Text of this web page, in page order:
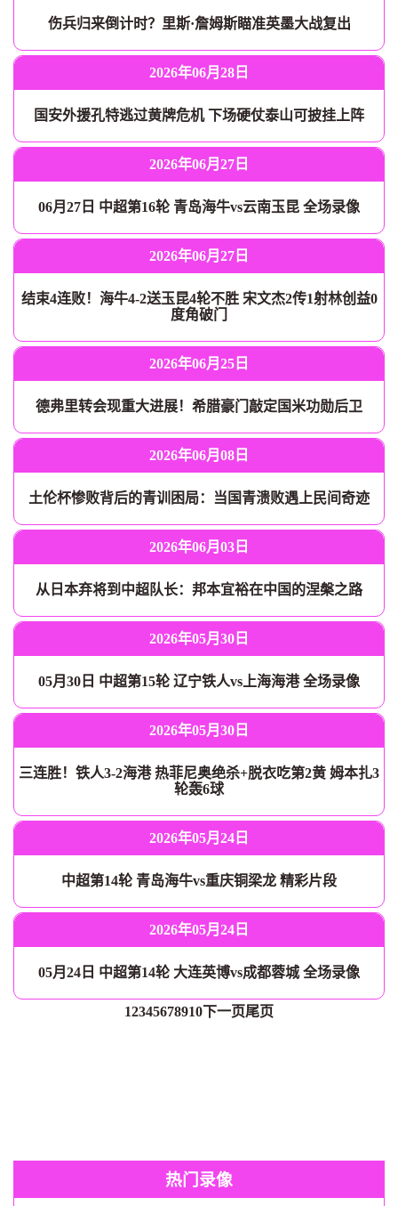
伤兵归来倒计时？里斯·詹姆斯瞄准英墨大战复出
2026年06月28日
国安外援孔特逃过黄牌危机 下场硬仗泰山可披挂上阵
2026年06月27日
06月27日 中超第16轮 青岛海牛vs云南玉昆 全场录像
2026年06月27日
结束4连败！海牛4-2送玉昆4轮不胜 宋文杰2传1射林创益0
度角破门
2026年06月25日
德弗里转会现重大进展！希腊豪门敲定国米功勋后卫
2026年06月08日
土伦杯惨败背后的青训困局：当国青溃败遇上民间奇迹
2026年06月03日
从日本弃将到中超队长：邦本宜裕在中国的涅槃之路
2026年05月30日
05月30日 中超第15轮 辽宁铁人vs上海海港 全场录像
2026年05月30日
三连胜！铁人3-2海港 热菲尼奥绝杀+脱衣吃第2黄 姆本扎3
轮轰6球
2026年05月24日
中超第14轮 青岛海牛vs重庆铜梁龙 精彩片段
2026年05月24日
05月24日 中超第14轮 大连英博vs成都蓉城 全场录像
12345678910下一页尾页
热门录像